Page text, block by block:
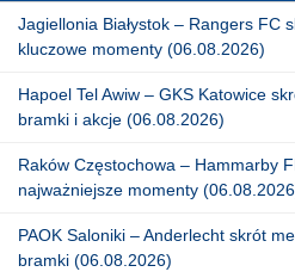
Jagiellonia Białystok – Rangers FC
kluczowe momenty (06.08.2026)
Hapoel Tel Awiw – GKS Katowice
bramki i akcje (06.08.2026)
Raków Częstochowa – Hammarby
najważniejsze momenty
PAOK Saloniki – Anderlecht skrót
bramki (06.08.2026)